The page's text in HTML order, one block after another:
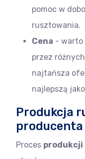
pomoc w
rusztowania.
Cena - warto
przez
najtańsza
najlepszą
Produkcja
Proces produkcji